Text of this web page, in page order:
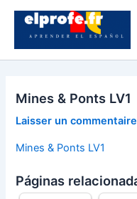
Aller
contenu
Mines & Ponts LV1
Laisser un commentaire
Mines & Ponts LV1
Páginas